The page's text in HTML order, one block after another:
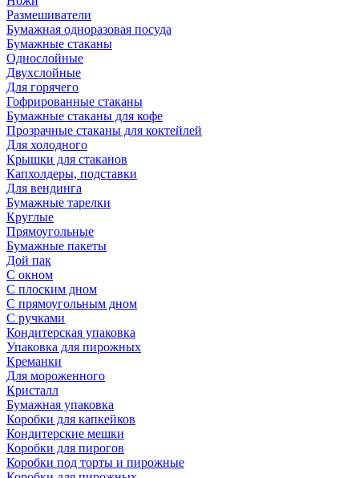
Размешиватели
Бумажная одноразовая посуда
Бумажные стаканы
Однослойные
Двухслойные
Для горячего
Гофрированные стаканы
Бумажные стаканы для кофе
Прозрачные стаканы для коктейлей
Для холодного
Крышки для стаканов
Капхолдеры, подставки
Для вендинга
Бумажные тарелки
Круглые
Прямоугольные
Бумажные пакеты
Дой пак
С окном
С плоским дном
С прямоугольным дном
С ручками
Кондитерская упаковка
Упаковка для пирожных
Креманки
Для мороженного
Кристалл
Бумажная упаковка
Коробки для капкейков
Кондитерские мешки
Коробки для пирогов
Коробки под торты и пирожные